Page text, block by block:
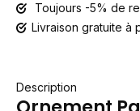
Toujours -5% de
Livraison gratuite à
Description